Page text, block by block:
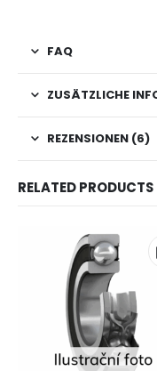
FAQ
ZUSÄTZLICHE
REZENSIONEN (6)
RELATED PRODUCTS